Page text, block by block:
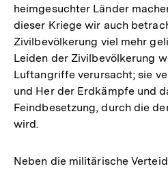
heimgesuchter Länder
dieser Kriege wir auch
Zivilbevölkerung viel mehr
Leiden der Zivilbevölkerung
Luftangriffe verursacht; sie
und Her der Erdkämpfe und
Feindbesetzung, durch die
wird.
Neben die militärische